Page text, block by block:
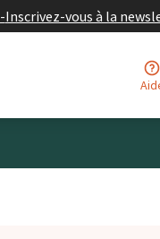
-Inscrivez-vous à la